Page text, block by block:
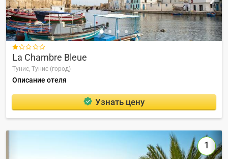

La Chambre Bleue
Тунис, Тунис (город)
Описание отеля
Узнать цену
1